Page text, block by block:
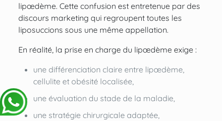
lipœdème. Cette confusion est entretenue par des
discours marketing qui regroupent toutes les
liposuccions sous une même appellation.
En réalité, la prise en charge du lipœdème exige :
une différenciation claire entre lipœdème,
cellulite et obésité localisée,
une évaluation du stade de la maladie,
une stratégie chirurgicale adaptée,